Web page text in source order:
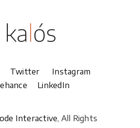
Twitter Instagram
LinkedIn
Interactive, All Rights